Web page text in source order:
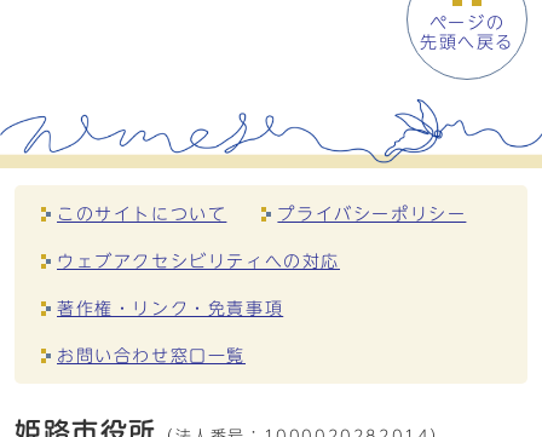
ページの
先頭へ戻る
このサイトについて プライバシーポリシー
ウェブアクセシビリティへの対応
著作権・リンク・免責事項
お問い合わせ窓口一覧